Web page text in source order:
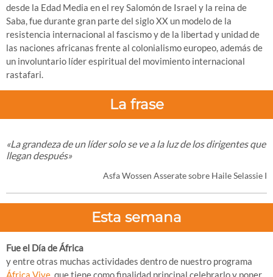
desde la Edad Media en el rey Salomón de Israel y la reina de
Saba, fue durante gran parte del siglo XX un modelo de la
resistencia internacional al fascismo y de la libertad y unidad de
las naciones africanas frente al colonialismo europeo, además de
un involuntario líder espiritual del movimiento internacional
rastafari.
La frase
«La grandeza de un líder solo se ve a la luz de los dirigentes que
llegan después»
Asfa Wossen Asserate sobre Haile Selassie I
Esta semana
Fue el Día de África
y entre otras muchas actividades dentro de nuestro programa
África Vive , que tiene como finalidad principal celebrarlo y poner